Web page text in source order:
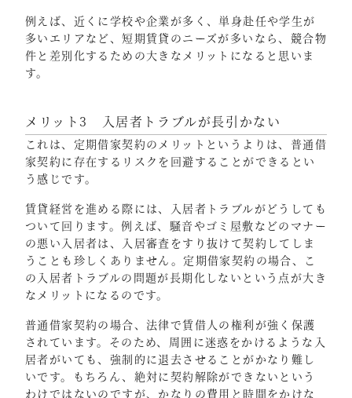
例えば、近くに学校や企業が多く、単身赴任や学生が
多いエリアなど、短期賃貸のニーズが多いなら、競合物
件と差別化するための大きなメリットになると思いま
す。
メリット3 入居者トラブルが長引かない
これは、定期借家契約のメリットというよりは、普通借
家契約に存在するリスクを回避することができるとい
う感じです。
賃貸経営を進める際には、入居者トラブルがどうしても
ついて回ります。例えば、騒音やゴミ屋敷などのマナー
の悪い入居者は、入居審査をすり抜けて契約してしま
うことも珍しくありません。定期借家契約の場合、こ
の入居者トラブルの問題が長期化しないという点が大き
なメリットになるのです。
普通借家契約の場合、法律で賃借人の権利が強く保護
されています。そのため、周囲に迷惑をかけるような入
居者がいても、強制的に退去させることがかなり難し
いです。もちろん、絶対に契約解除ができないという
わけではないのですが、かなりの費用と時間をかけな